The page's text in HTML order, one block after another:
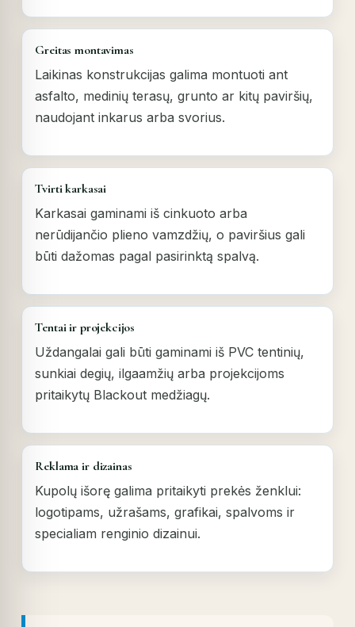
Greitas montavimas
Laikinas konstrukcijas galima montuoti ant
asfalto, medinių terasų, grunto ar kitų paviršių,
naudojant inkarus arba svorius.
Tvirti karkasai
Karkasai gaminami iš cinkuoto arba
nerūdijančio plieno vamzdžių, o paviršius gali
būti dažomas pagal pasirinktą spalvą.
Tentai ir projekcijos
Uždangalai gali būti gaminami iš PVC tentinių,
sunkiai degių, ilgaamžių arba projekcijoms
pritaikytų Blackout medžiagų.
Reklama ir dizainas
Kupolų išorę galima pritaikyti prekės ženklui:
logotipams, užrašams, grafikai, spalvoms ir
specialiam renginio dizainui.